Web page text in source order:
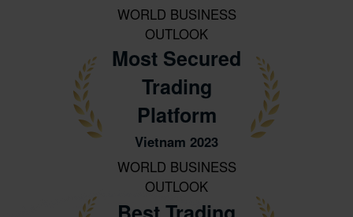
WORLD BUSINESS
OUTLOOK
Most Secured
Trading
Platform
Vietnam 2023
WORLD BUSINESS
OUTLOOK